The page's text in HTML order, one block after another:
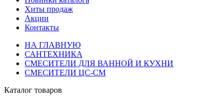
Хиты продаж
Акции
Контакты
НА ГЛАВНУЮ
САНТЕХНИКА
СМЕСИТЕЛИ ДЛЯ ВАННОЙ И КУХНИ
СМЕСИТЕЛИ ЦС-СМ
Каталог товаров